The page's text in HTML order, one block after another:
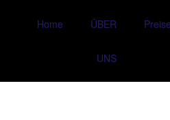
Home ÜBER
UNS